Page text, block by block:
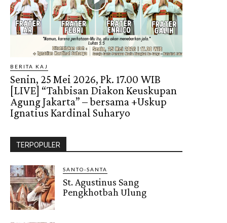
BERITA KAJ
Senin, 25 Mei 2026, Pk. 17.00 WIB
[LIVE] “Tahbisan Diakon Keuskupan
Agung Jakarta” – bersama +Uskup
Ignatius Kardinal Suharyo
TERPOPULER
SANTO-SANTA
St. Agustinus Sang
Pengkhotbah Ulung